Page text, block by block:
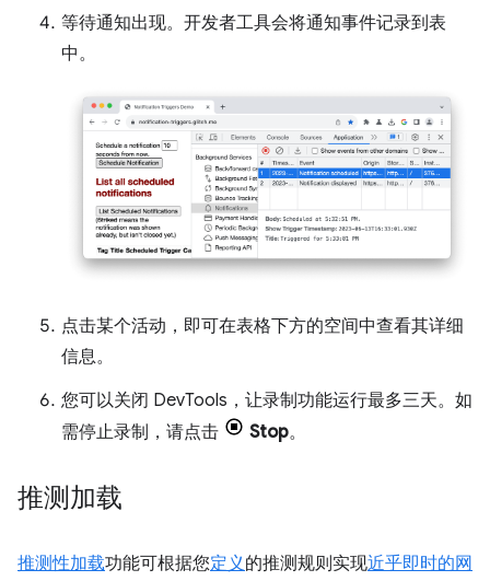
等待通知出现。开发者工具会将通知事件记录到表
中。
点击某个活动，即可在表格下方的空间中查看其详细
信息。
您可以关闭 DevTools，让录制功能运行最多三天。如
需停止录制，请点击
Stop。
推测加载
推测性加载功能可根据您定义 的推测规则实现近乎即时的网